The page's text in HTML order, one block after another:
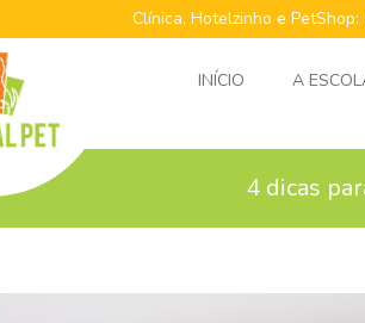
Clínica, Hotelzinho e
INÍCIO A
4 dicas